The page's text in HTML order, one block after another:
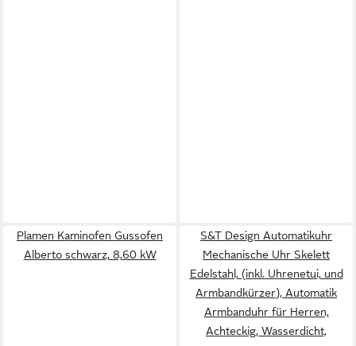
Plamen Kaminofen Gussofen
Alberto schwarz, 8,60 kW
S&T Design Automatikuhr
Mechanische Uhr Skelett
Edelstahl, (inkl. Uhrenetui, und
Armbandkürzer), Automatik
Armbanduhr für Herren,
Achteckig, Wasserdicht,